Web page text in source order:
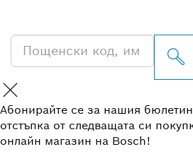
Абонирайте се за нашия
отстъпка от следващата си
онлайн магазин на Bosch!